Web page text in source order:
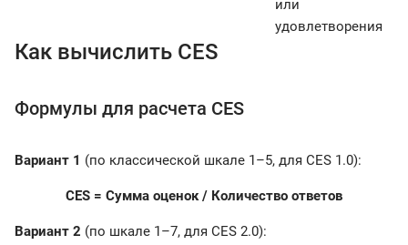
или
удовлетворения
Как вычислить CES
Формулы для расчета CES
Вариант 1 (по классической шкале 1–5, для CES 1.0):
CES = Сумма оценок / Количество ответов
Вариант 2 (по шкале 1–7, для CES 2.0):